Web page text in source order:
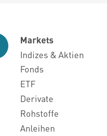
Markets
Indizes & Aktien
Fonds
ETF
Derivate
Rohstoffe
Anleihen